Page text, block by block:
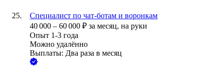
Специалист по чат-ботам и воронкам
40 000 – 60 000 ₽ за месяц, на руки
Опыт 1-3 года
Можно удалённо
Выплаты: Два раза в месяц